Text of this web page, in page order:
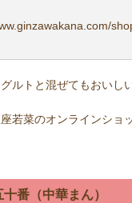
ルトと混ぜてもおいし
若菜のオンラインショ
番（中華まん）